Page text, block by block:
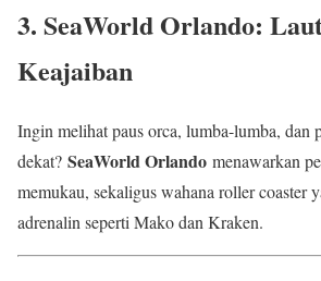
3. SeaWorld Orlando:
Keajaiban
Ingin melihat paus orca, lumba-lumba, dan
dekat? SeaWorld Orlando menawarkan
memukau, sekaligus wahana roller coaster
adrenalin seperti Mako dan Kraken.